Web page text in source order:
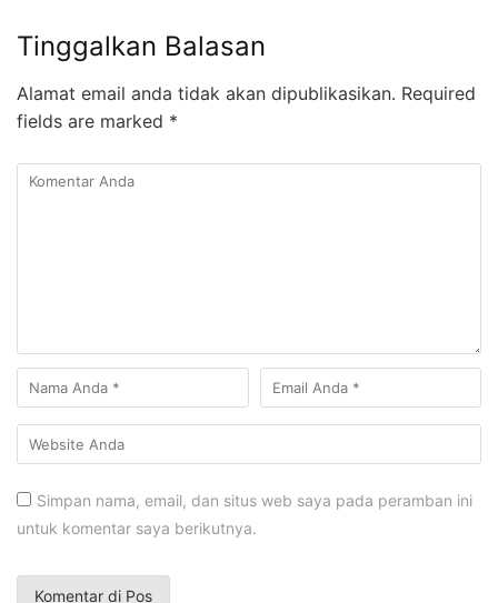
Tinggalkan Balasan
Alamat email anda tidak akan dipublikasikan. Required
fields are marked *
Simpan nama, email, dan situs web saya pada peramban ini
untuk komentar saya berikutnya.